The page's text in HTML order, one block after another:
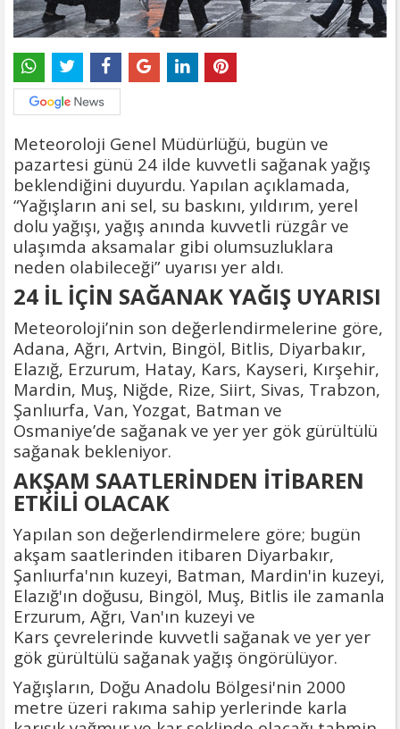
Meteoroloji Genel Müdürlüğü, bugün ve
pazartesi günü 24 ilde kuvvetli sağanak yağış
beklendiğini duyurdu. Yapılan açıklamada,
“Yağışların ani sel, su baskını, yıldırım, yerel
dolu yağışı, yağış anında kuvvetli rüzgâr ve
ulaşımda aksamalar gibi olumsuzluklara
neden olabileceği” uyarısı yer aldı.
24 İL İÇİN SAĞANAK YAĞIŞ UYARISI
Meteoroloji’nin son değerlendirmelerine göre,
Adana, Ağrı, Artvin, Bingöl, Bitlis, Diyarbakır,
Elazığ, Erzurum, Hatay, Kars, Kayseri, Kırşehir,
Mardin, Muş, Niğde, Rize, Siirt, Sivas, Trabzon,
Şanlıurfa, Van, Yozgat, Batman ve
Osmaniye’de sağanak ve yer yer gök gürültülü
sağanak bekleniyor.
AKŞAM SAATLERİNDEN İTİBAREN
ETKİLİ OLACAK
Yapılan son değerlendirmelere göre; bugün
akşam saatlerinden itibaren Diyarbakır,
Şanlıurfa'nın kuzeyi, Batman, Mardin'in kuzeyi,
Elazığ'ın doğusu, Bingöl, Muş, Bitlis ile zamanla
Erzurum, Ağrı, Van'ın kuzeyi ve
Kars çevrelerinde kuvvetli sağanak ve yer yer
gök gürültülü sağanak yağış öngörülüyor.
Yağışların, Doğu Anadolu Bölgesi'nin 2000
metre üzeri rakıma sahip yerlerinde karla